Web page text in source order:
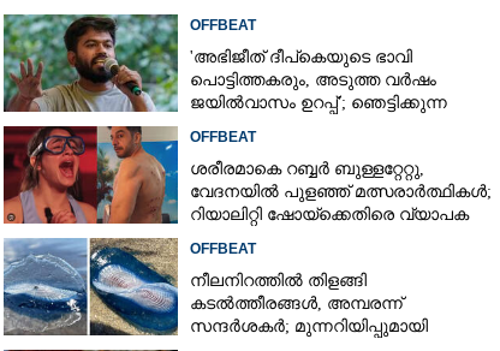
OFFBEAT
'അഭിജീത് ദീപ്‌കെയുടെ ഭാവി
പൊട്ടിത്തകരും, അടുത്ത വർഷം
ജയിൽവാസം ഉറപ്പ്'; ഞെട്ടിക്കുന്ന
OFFBEAT
ശരീരമാകെ റബ്ബർ ബുള്ളറ്റേറ്റു,
വേദനയിൽ പുളഞ്ഞ് മത്സരാർത്ഥികൾ;
റിയാലിറ്റി ഷോയ്‌ക്കെതിരെ വ്യാപക
OFFBEAT
നീലനിറത്തിൽ തിളങ്ങി
കടൽത്തീരങ്ങൾ, അമ്പരന്ന്
സന്ദർശകർ; മുന്നറിയിപ്പുമായി